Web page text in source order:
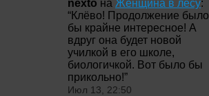
nexto на Женщина в лесу:
“Клёво! Продолжение было
бы крайне интересное! А
вдруг она будет новой
училкой в его школе,
биологичкой. Вот было бы
прикольно!”
Июл 13, 22:50